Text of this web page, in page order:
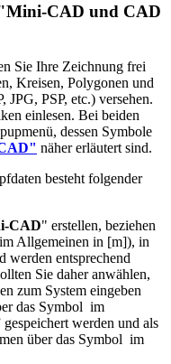
CAD und CAD
Sie Ihre Zeichnung frei
Kreisen, Polygonen und
PSP, etc.) versehen.
einlesen. Bei beiden
dessen Symbole
näher erläutert sind.
besteht folgender
CAD" erstellen, beziehen
Allgemeinen in [m]), in
werden entsprechend
Sie daher anwählen,
zum System eingeben
das Symbol im
gespeichert werden und als
über das Symbol im